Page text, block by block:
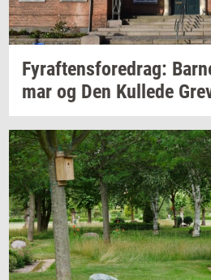
Fyraf­tens­fored­rag:
mar og Den Kul­le­de